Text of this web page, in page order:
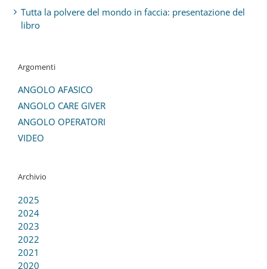
Tutta la polvere del mondo in faccia: presentazione del
libro
Argomenti
ANGOLO AFASICO
ANGOLO CARE GIVER
ANGOLO OPERATORI
VIDEO
Archivio
2025
2024
2023
2022
2021
2020